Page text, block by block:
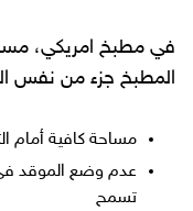
في مطبخ امريكي،
المطبخ جزء من نفس
مساحة كافية أمام
عدم وضع الموقد
تسمح